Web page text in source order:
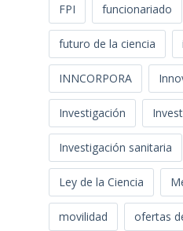
FPI funcionariado
futuro de la ciencia
INNCORPORA
Investigación
Investigación sanitaria
Ley de la Ciencia
movilidad ofertas